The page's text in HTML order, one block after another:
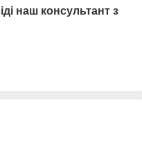
наш консультант з